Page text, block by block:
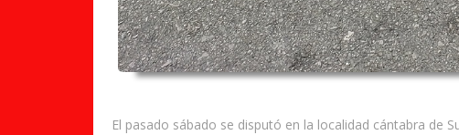
El pasado sábado se disputó en la localidad cántabra de